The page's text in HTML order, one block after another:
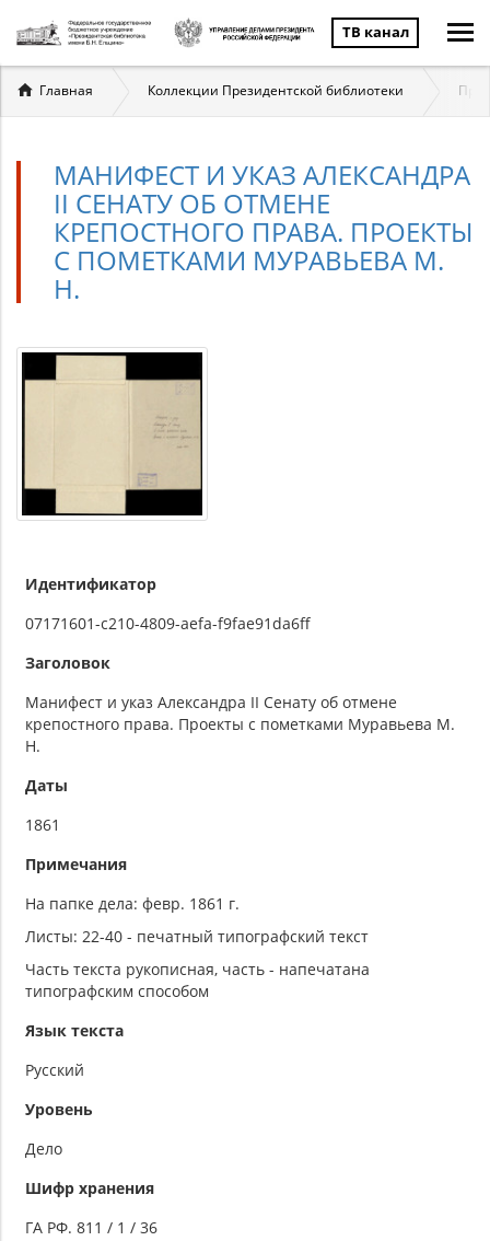
ТВ канал
Вы
здесь
Главная Коллекции Президентской библиотеки
МАНИФЕСТ И УКАЗ АЛЕКСАНДРА
II СЕНАТУ ОБ ОТМЕНЕ
КРЕПОСТНОГО ПРАВА. ПРОЕКТЫ
С ПОМЕТКАМИ МУРАВЬЕВА М.
Н.
Идентификатор
07171601-c210-4809-aefa-f9fae91da6ff
Заголовок
Манифест и указ Александра II Сенату об отмене
крепостного права. Проекты с пометками Муравьева М.
Н.
Даты
1861
Примечания
На папке дела: февр. 1861 г.
Листы: 22-40 - печатный типографский текст
Часть текста рукописная, часть - напечатана
типографским способом
Язык текста
Русский
Уровень
Дело
Шифр хранения
ГА РФ. 811 / 1 / 36